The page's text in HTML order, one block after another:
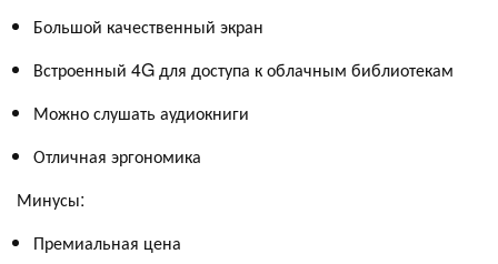
Большой качественный экран
Встроенный 4G для доступа к облачным библиотекам
Можно слушать аудиокниги
Отличная эргономика
Минусы:
Премиальная цена